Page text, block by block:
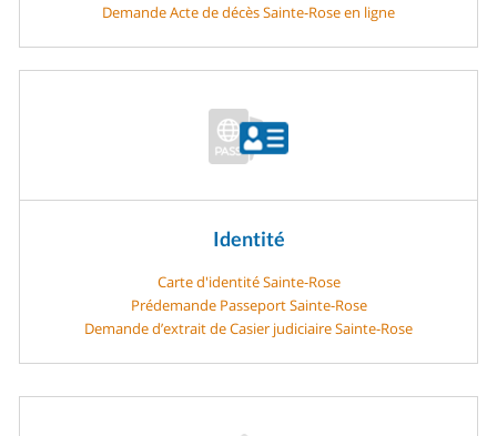
Demande Acte de décès Sainte-Rose en ligne
Identité
Carte d'identité Sainte-Rose
Prédemande Passeport Sainte-Rose
Demande d’extrait de Casier judiciaire Sainte-Rose